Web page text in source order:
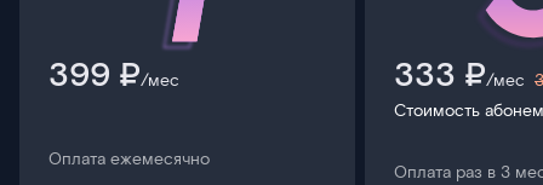
399 ₽/мес
Оплата ежемесячно
333 ₽/мес
Стоимость
Оплата раз в 3